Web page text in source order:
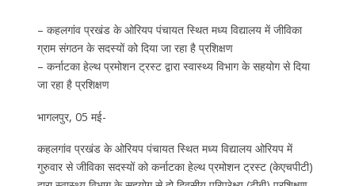
– कहलगांव प्रखंड के ओरियप पंचायत स्थित मध्य विद्यालय में जीविका
ग्राम संगठन के सदस्यों को दिया जा रहा है प्रशिक्षण
– कर्नाटका हेल्थ प्रमोशन ट्रस्ट द्वारा स्वास्थ्य विभाग के सहयोग से दिया
जा रहा है प्रशिक्षण
भागलपुर, 05 मई-
कहलगांव प्रखंड के ओरियप पंचायत स्थित मध्य विद्यालय ओरियप में
गुरुवार से जीविका सदस्यों को कर्नाटका हेल्थ प्रमोशन ट्रस्ट (केएचपीटी)